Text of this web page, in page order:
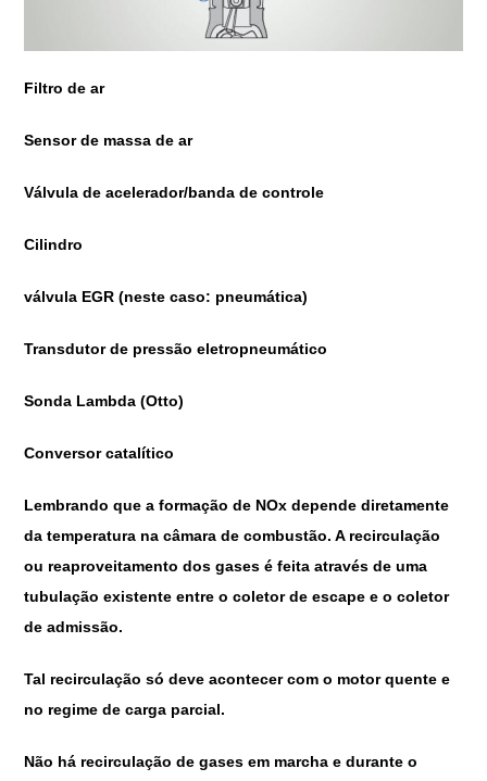
Filtro de ar
Sensor de massa de ar
Válvula de acelerador/banda de controle
Cilindro
válvula EGR (neste caso: pneumática)
Transdutor de pressão eletropneumático
Sonda Lambda (Otto)
Conversor catalítico
Lembrando que a formação de NOx depende diretamente
da temperatura na câmara de combustão. A recirculação
ou reaproveitamento dos gases é feita através de uma
tubulação existente entre o coletor de escape e o coletor
de admissão.
Tal recirculação só deve acontecer com o motor quente e
no regime de carga parcial.
Não há recirculação de gases em marcha e durante o